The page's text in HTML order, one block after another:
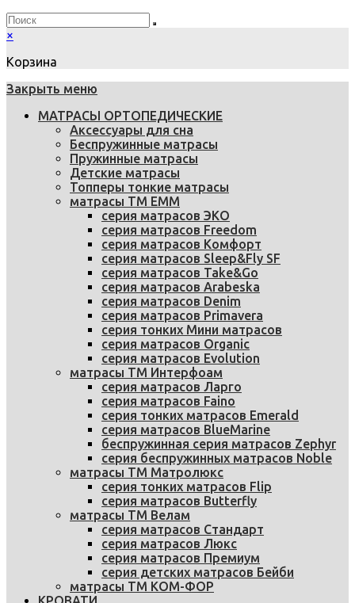
×
Корзина
Закрыть меню
МАТРАСЫ ОРТОПЕДИЧЕСКИЕ
Аксессуары для сна
Беспружинные матрасы
Пружинные матрасы
Детские матрасы
Топперы тонкие матрасы
матрасы ТМ ЕММ
серия матрасов ЭКО
серия матрасов Freedom
серия матрасов Комфорт
серия матрасов Sleep&Fly SF
серия матрасов Take&Go
серия матрасов Arabeska
серия матрасов Denim
серия матрасов Primavera
серия тонких Мини матрасов
серия матрасов Organic
серия матрасов Evolution
матрасы ТМ Интерфоам
серия матрасов Ларго
серия матрасов Faino
серия тонких матрасов Emerald
серия матрасов BlueMarine
беспружинная серия матрасов Zephyr
серия беспружинных матрасов Noble
матрасы ТМ Матролюкс
серия тонких матрасов Flip
серия матрасов Butterfly
матрасы ТМ Велам
серия матрасов Стандарт
серия матрасов Люкс
серия матрасов Премиум
серия детских матрасов Бейби
матрасы ТМ КОМ-ФОР